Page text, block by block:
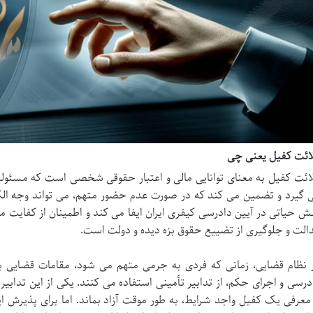
کفیل یعنی چی
کفیل به معنای توانایی مالی و اعتبار حقوقی شخصی است که
گیرد و تضمین می کند که در صورت عدم حضور متهم، می تواند وجه
حیاتی در آیین دادرسی کیفری ایران ایفا می کند و اطمینان از
و جلوگیری از تضییع حقوق بزه دیده و دولت است.
نظام قضایی، زمانی که فردی به جرمی متهم می شود، مقامات قضایی
و اجرای حکم، از تدابیر تأمینی استفاده می کنند. یکی از این
معرفی یک کفیل واجد شرایط، به طور موقت آزاد بماند. اما برای